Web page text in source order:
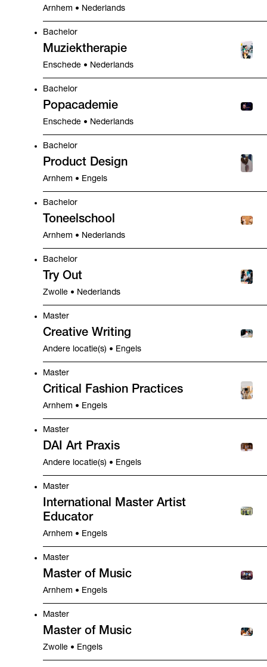
Arnhem • Nederlands
Bachelor
Muziektherapie
Enschede • Nederlands
Bachelor
Popacademie
Enschede • Nederlands
Bachelor
Product Design
Arnhem • Engels
Bachelor
Toneelschool
Arnhem • Nederlands
Bachelor
Try Out
Zwolle • Nederlands
Master
Creative Writing
Andere locatie(s) • Engels
Master
Critical Fashion Practices
Arnhem • Engels
Master
DAI Art Praxis
Andere locatie(s) • Engels
Master
International Master Artist
Educator
Arnhem • Engels
Master
Master of Music
Arnhem • Engels
Master
Master of Music
Zwolle • Engels